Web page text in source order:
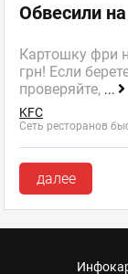
Обвесили
Картошку фри
грн! Если
проверяйте, ...
KFC
Сеть ресторанов
далее